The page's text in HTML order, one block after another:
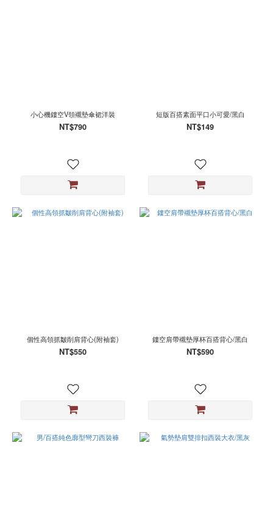
小心機鏤空V領襯墊傘裙洋裝
NT$790
短版百搭素面平口小可愛/黑白
NT$149
個性高領抓皺削肩背心(附袖套)
NT$550
鏤空肩帶襯墊厚杯百搭背心/黑白
NT$590